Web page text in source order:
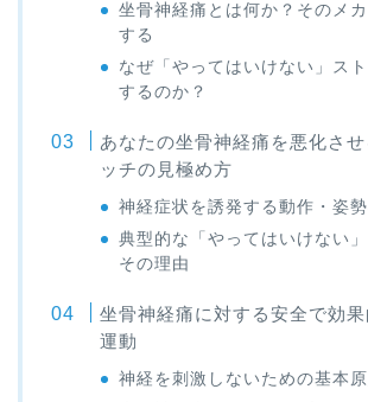
坐骨神経痛とは何か？そのメ
する
なぜ「やってはいけない」ス
するのか？
あなたの坐骨神経痛を悪化さ
ッチの見極め方
神経症状を誘発する動作・姿
典型的な「やってはいけない
その理由
坐骨神経痛に対する安全で効
運動
神経を刺激しないための基本原